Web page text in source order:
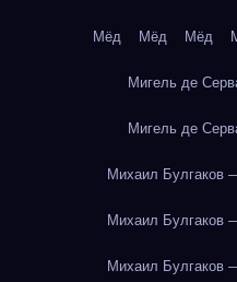
Мёд Мёд Мёд
Мигель де
Мигель де
Михаил Булгаков
Михаил Булгаков
Михаил Булгаков